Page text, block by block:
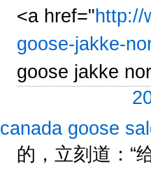
<a href="http://
goose-jakke-
goose jakke
canada goose
的，立刻道：“